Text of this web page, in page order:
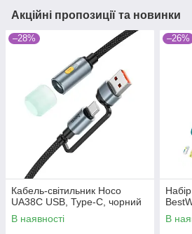
Акційні пропозиції та новинки
–28%
Кабель-світильник Hoco
UA38C USB, Type-C, чорний
В наявності
–26%
В